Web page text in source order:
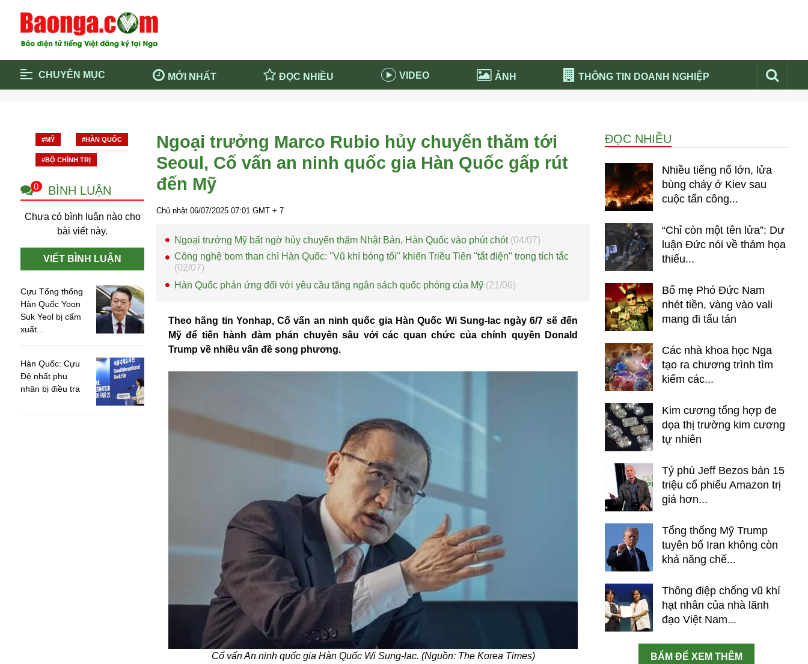
CHUYÊN MỤC MỚI NHẤT ĐỌC NHIỀU VIDEO ẢNH THÔNG TIN DOANH NGHIỆP
Nổi bật báo nga
Cộng đồng
Thông tin nước Nga NABU EDUCATION
Thư viện media
Cuộc sống quanh ta
Khám phá nước Nga Tử vi hàng ngày
Phân tích thị trường Nga 2026
Quảng cáo
#MỸ #HÀN QUỐC
#BỘ CHÍNH TRỊ
0 BÌNH LUẬN
Chưa có bình luận nào cho
bài viết này.
VIẾT BÌNH LUẬN
Cựu Tổng thống
Hàn Quốc Yoon
Suk Yeol bị cấm
xuất...
Hàn Quốc: Cựu
Đệ nhất phu
nhân bị điều tra
Ngoại trưởng Marco Rubio hủy chuyến thăm tới
Seoul, Cố vấn an ninh quốc gia Hàn Quốc gấp rút
đến Mỹ
Chủ nhật 06/07/2025 07:01 GMT + 7
Ngoại trưởng Mỹ bất ngờ hủy chuyến thăm Nhật Bản, Hàn Quốc vào phút chót (04/07)
Công nghệ bom than chì Hàn Quốc: ''Vũ khí bóng tối'' khiến Triều Tiên ''tắt điện'' trong tích tắc
(02/07)
Hàn Quốc phản ứng đối với yêu cầu tăng ngân sách quốc phòng của Mỹ (21/06)
Theo hãng tin Yonhap, Cố vấn an ninh quốc gia Hàn Quốc Wi Sung-lac ngày 6/7 sẽ đến
Mỹ để tiến hành đàm phán chuyên sâu với các quan chức của chính quyền Donald
Trump về nhiều vấn đề song phương.
Cố vấn An ninh quốc gia Hàn Quốc Wi Sung-lac. (Nguồn: The Korea Times)
ĐỌC NHIỀU
Nhiều tiếng nổ lớn, lửa
bùng cháy ở Kiev sau
cuộc tấn công...
“Chỉ còn một tên lửa”: Dư
luận Đức nói về thảm họa
thiếu...
Bố mẹ Phó Đức Nam
nhét tiền, vàng vào vali
mang đi tẩu tán
Các nhà khoa học Nga
tạo ra chương trình tìm
kiếm các...
Kim cương tổng hợp đe
dọa thị trường kim cương
tự nhiên
Tỷ phú Jeff Bezos bán 15
triệu cổ phiếu Amazon trị
giá hơn...
Tổng thống Mỹ Trump
tuyên bố Iran không còn
khả năng chế...
Thông điệp chống vũ khí
hạt nhân của nhà lãnh
đạo Việt Nam...
BẤM ĐỂ XEM THÊM